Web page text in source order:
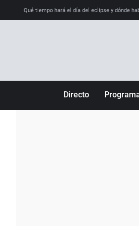
Qué tiempo hará el día del eclipse y dónde
Directo